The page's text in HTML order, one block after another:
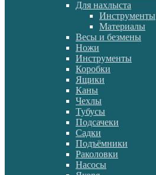
Для нахлыста
Инструменты
Материалы
Весы и безмены
Ножи
Инструменты
Коробки
Ящики
Каны
Чехлы
Тубусы
Подсачеки
Садки
Подъёмники
Раколовки
Насосы